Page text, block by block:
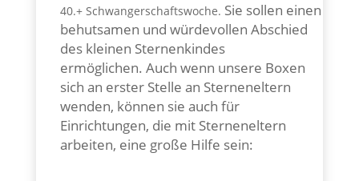
40.+ Schwangerschaftswoche. Sie sollen einen
behutsamen und würdevollen Abschied
des kleinen Sternenkindes
ermöglichen. Auch wenn unsere Boxen
sich an erster Stelle an Sterneneltern
wenden, können sie auch für
Einrichtungen, die mit Sterneneltern
arbeiten, eine große Hilfe sein: